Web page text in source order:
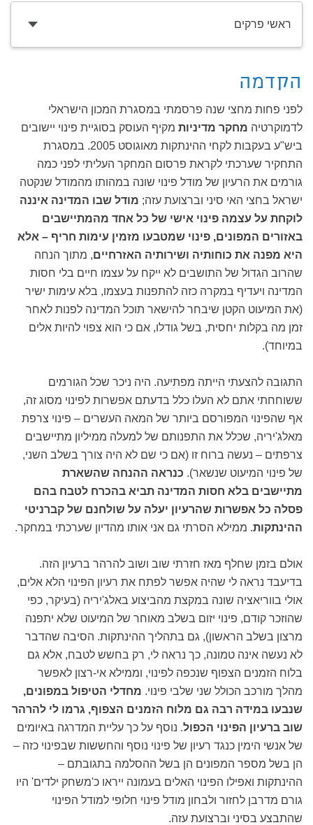
ראשי פרקים
הקדמה
לפני פחות מחצי שנה פרסמתי במסגרת המכון הישראלי
לדמוקרטיה מחקר מדיניות מקיף העוסק בסוגיית פינוי יישובים
ביש"ע בעקבות לקחי ההינתקות מאוגוסט 2005. במסגרת
התחקיר שערכתי לקראת פרסום המחקר העליתי לפני כמה
גורמים את הרעיון של מודל פינוי שונה במהותו מהמודל שנקטה
ישראל בחצי האי סיני וברצועת עזה; מודל שבו המדינה איננה
לוקחת על עצמה פינוי אישי של כל אחד מהמתיישבים
באזורים המפונים, פינוי שמטבעו מזמין עימות חריף – אלא
היא מפנה את כוחותיה ושירותיה האזרחיים, מתוך הנחה
שהרוב הגדול של התושבים לא ייקח על עצמו חיים בלי חסות
המדינה ויעדיף במקרה כזה להתפנות בעצמו, בלא עימות ישיר
(את המיעוט הקטן שיבחר להישאר תוכל המדינה לפנות לאחר
זמן מה בקלות יחסית, בשל גודלו, אם כי הוא צפוי להיות אלים
במיוחד).
התגובה להצעתי הייתה מפתיעה. היה ניכר שכל הגורמים
ששוחחתי אתם לא העלו כלל בדעתם אפשרות לפינוי מסוג זה,
אף שהפינוי המפורסם ביותר של המאה העשרים – פינוי צרפת
מאלג'יריה, שכלל את התפנותם של למעלה ממיליון מתיישבים
צרפתים – נעשה ברוח זו (אם כי שם לא היה צורך בשלב השני,
של פינוי המיעוט שנשאר). כנראה ההנחה שהשארת
מתיישבים בלא חסות המדינה תביא בהכרח לטבח בהם
פסלה כל אפשרות שהרעיון יעלה על שולחנם של קברניטי
ההינתקות. ממילא הסרתי גם אני אותו מהדיון שערכתי במחקר.
אולם בזמן שחלף מאז חזרתי שוב ושוב להרהר ברעיון הזה.
בדיעבד נראה לי שהיה אפשר לפתח את רעיון הפינוי הלא אלים,
אולי בווריאציה שונה במקצת מהביצוע באלג'יריה (בעיקר, כפי
שהוזכר קודם, פינוי יזום בשלב מאוחר של המיעוט שלא יתפנה
מרצון בשלב הראשון), גם בתהליך ההינתקות. הסיבה שהדבר
לא נעשה אינה טמונה, כך נראה לי, רק בחשש לטבח, אלא גם
בלוח הזמנים הצפוף שנכפה לפינוי, וממילא אי-רצון לאפשר
מהלך מורכב הכולל שני שלבי פינוי. מחדלי הטיפול במפונים,
שנבעו במידה רבה גם מלוח הזמנים הצפוף, גרמו לי להרהר
שוב ברעיון הפינוי הכפול. נוסף על כך עליית המדרגה באיומים
של אנשי הימין כנגד רעיון של פינוי נוסף והחששות שבפינוי כזה –
הן בשל מספר המפונים הן בשל ההסלמה בתגובתם –
ההינתקות ואפילו הפינוי האלים בעמונה ייראו כ'משחק ילדים' היו
גורם מדרבן לחזור ולבחון מודל פינוי חלופי למודל הפינוי
שהתבצע בסיני וברצועת עזה.